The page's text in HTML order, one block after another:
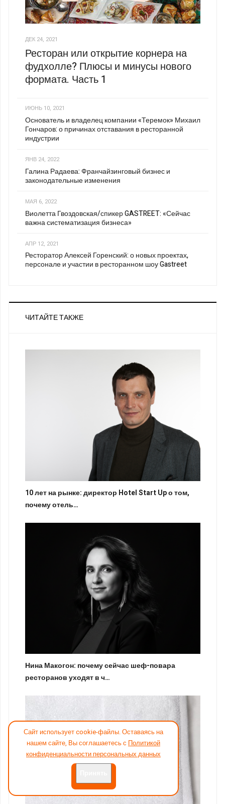
ДЕК 24, 2021
Ресторан или открытие корнера на
фудхолле? Плюсы и минусы нового
формата. Часть 1
ИЮНЬ 10, 2021
Основатель и владелец компании «Теремок» Михаил
Гончаров: о причинах отставания в ресторанной
индустрии
ЯНВ 24, 2022
Галина Радаева: Франчайзинговый бизнес и
законодательные изменения
МАЯ 6, 2022
Виолетта Гвоздовская/спикер GASTREET: «Сейчас
важна систематизация бизнеса»
АПР 12, 2021
Ресторатор Алексей Горенский: о новых проектах,
персонале и участии в ресторанном шоу Gastreet
ЧИТАЙТЕ ТАКЖЕ
10 лет на рынке: директор Hotel Start Up о том,
почему отель…
Нина Макогон: почему сейчас шеф-повара
ресторанов уходят в ч…
Сайт использует cookie-файлы. Оставаясь на
нашем сайте, Вы соглашаетесь с Политикой
конфиденциальности персональных данных